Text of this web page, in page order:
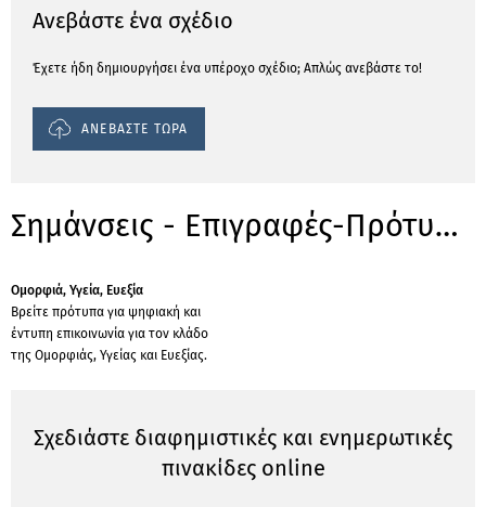
Ανεβάστε ένα σχέδιο
Έχετε ήδη δημιουργήσει ένα υπέροχο σχέδιο; Απλώς ανεβάστε το!
ΑΝΕΒΑΣΤΕ ΤΩΡΑ
Σημάνσεις - Επιγραφές-Πρότυπα για κλάδους
Ομορφιά, Υγεία, Ευεξία
Βρείτε πρότυπα για ψηφιακή και
έντυπη επικοινωνία για τον κλάδο
της Ομορφιάς, Υγείας και Ευεξίας.
Σχεδιάστε διαφημιστικές και ενημερωτικές
πινακίδες online